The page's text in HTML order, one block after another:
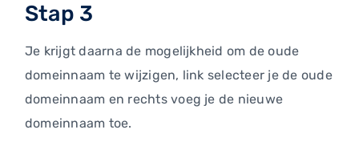
Stap 3
Je krijgt daarna de mogelijkheid om de oude
domeinnaam te wijzigen, link selecteer je de oude
domeinnaam en rechts voeg je de nieuwe
domeinnaam toe.